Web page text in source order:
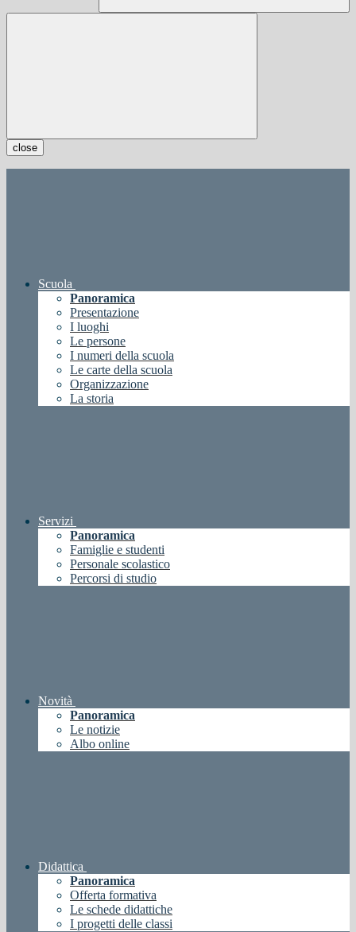
close
Scuola
Panoramica
Presentazione
I luoghi
Le persone
I numeri della scuola
Le carte della scuola
Organizzazione
La storia
Servizi
Panoramica
Famiglie e studenti
Personale scolastico
Percorsi di studio
Novità
Panoramica
Le notizie
Albo online
Didattica
Panoramica
Offerta formativa
Le schede didattiche
I progetti delle classi